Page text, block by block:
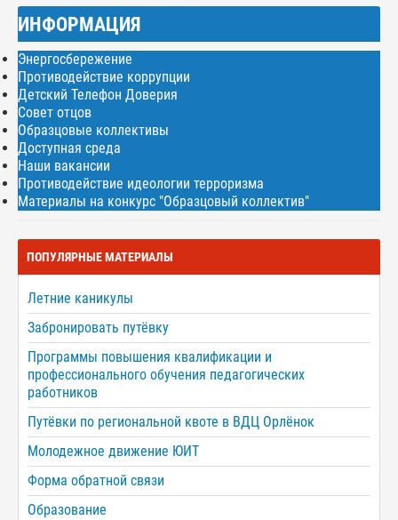
ИНФОРМАЦИЯ
Энергосбережение
Противодействие коррупции
Детский Телефон Доверия
Совет отцов
Образцовые коллективы
Доступная среда
Наши вакансии
Противодействие идеологии терроризма
Материалы на конкурс "Образцовый коллектив"
ПОПУЛЯРНЫЕ МАТЕРИАЛЫ
Летние каникулы
Забронировать путёвку
Программы повышения квалификации и
профессионального обучения педагогических
работников
Путёвки по региональной квоте в ВДЦ Орлёнок
Молодежное движение ЮИТ
Форма обратной связи
Образование